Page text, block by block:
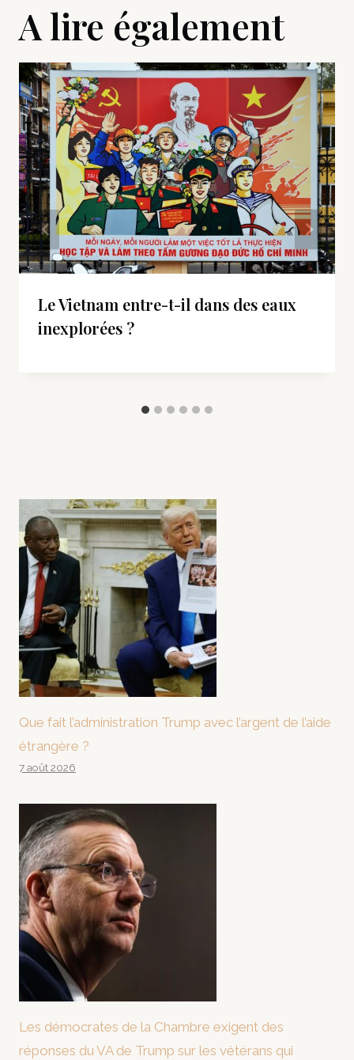
A lire également
Le Vietnam entre-t-il dans des eaux
inexplorées ?
Que fait l’administration Trump avec l’argent de l’aide
étrangère ?
7 août 2026
Les démocrates de la Chambre exigent des
réponses du VA de Trump sur les vétérans qui